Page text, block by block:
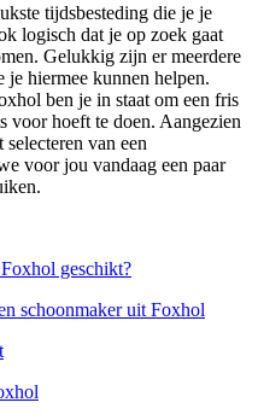
tijdsbesteding die je je
logisch dat je op zoek gaat
Gelukkig zijn er meerdere
hiermee kunnen helpen.
ben je in staat om een fris
voor hoeft te doen. Aangezien
van een
voor jou vandaag een paar
geschikt?
schoonmaker uit Foxhol